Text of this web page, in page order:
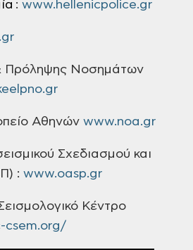
: www.hellenicpolice.gr
Πρόληψης Νοσημάτων
Αθηνών www.noa.gr
Σχεδιασμού και
: www.oasp.gr
Κέντρο
csem.org/